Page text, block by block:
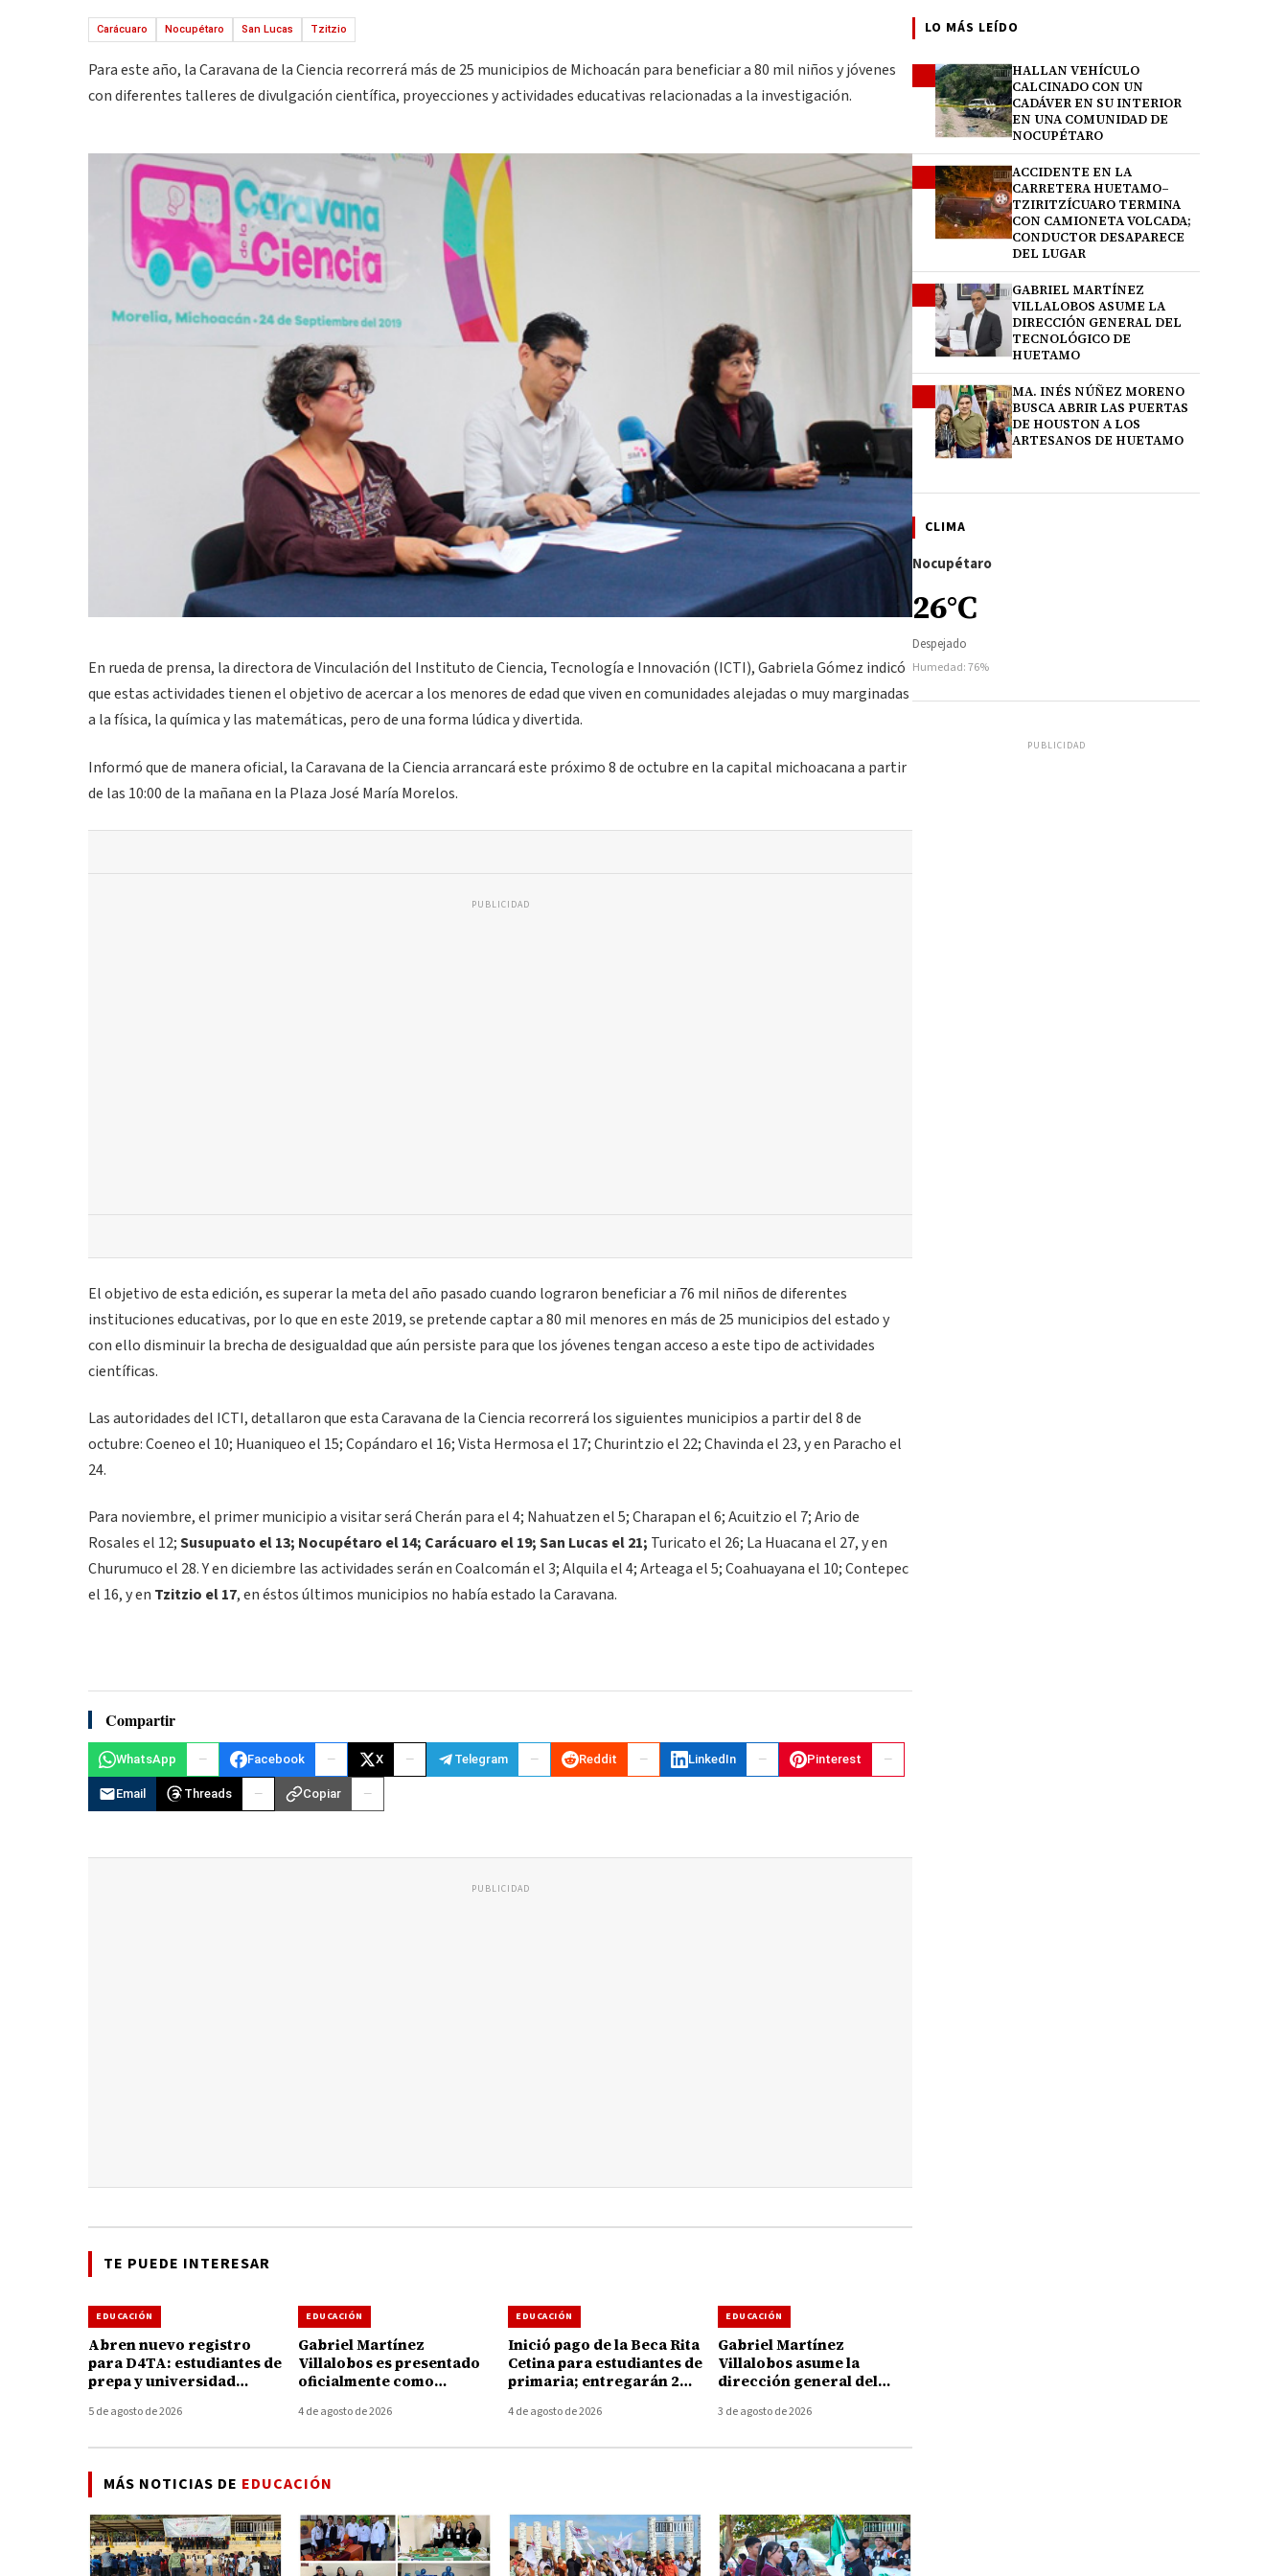
Carácuaro Nocupétaro San Lucas Tzitzio
Para este año, la Caravana de la Ciencia recorrerá más de 25 municipios de Michoacán para beneficiar a 80 mil niños y jóvenes
con diferentes talleres de divulgación científica, proyecciones y actividades educativas relacionadas a la investigación.
En rueda de prensa, la directora de Vinculación del Instituto de Ciencia, Tecnología e Innovación (ICTI), Gabriela Gómez indicó
que estas actividades tienen el objetivo de acercar a los menores de edad que viven en comunidades alejadas o muy marginadas
a la física, la química y las matemáticas, pero de una forma lúdica y divertida.
Informó que de manera oficial, la Caravana de la Ciencia arrancará este próximo 8 de octubre en la capital michoacana a partir
de las 10:00 de la mañana en la Plaza José María Morelos.
PUBLICIDAD
El objetivo de esta edición, es superar la meta del año pasado cuando lograron beneficiar a 76 mil niños de diferentes
instituciones educativas, por lo que en este 2019, se pretende captar a 80 mil menores en más de 25 municipios del estado y
con ello disminuir la brecha de desigualdad que aún persiste para que los jóvenes tengan acceso a este tipo de actividades
científicas.
Las autoridades del ICTI, detallaron que esta Caravana de la Ciencia recorrerá los siguientes municipios a partir del 8 de
octubre: Coeneo el 10; Huaniqueo el 15; Copándaro el 16; Vista Hermosa el 17; Churintzio el 22; Chavinda el 23, y en Paracho el
24.
Para noviembre, el primer municipio a visitar será Cherán para el 4; Nahuatzen el 5; Charapan el 6; Acuitzio el 7; Ario de
Rosales el 12;Susupuato el 13; Nocupétaro el 14; Carácuaro el 19; San Lucas el 21; Turicato el 26; La Huacana el 27, y en
Churumuco el 28. Y en diciembre las actividades serán en Coalcomán el 3; Alquila el 4; Arteaga el 5; Coahuayana el 10; Contepec
el 16, y en Tzitzio el 17, en éstos últimos municipios no había estado la Caravana.
Compartir
WhatsApp Facebook X Telegram Reddit LinkedIn Pinterest
Email Threads Copiar
PUBLICIDAD
TE PUEDE INTERESAR
EDUCACIÓN
Abren nuevo registro
para D4TA: estudiantes de
prepa y universidad
internet gratuito
5 de agosto de 2026
EDUCACIÓN
Gabriel Martínez
Villalobos es presentado
oficialmente como
Tecnológico de Huetamo
4 de agosto de 2026
EDUCACIÓN
Inició pago de la Beca Rita
Cetina para estudiantes de
primaria; entregarán 2
4 de agosto de 2026
EDUCACIÓN
Gabriel Martínez
Villalobos asume la
dirección general del
3 de agosto de 2026
MÁS NOTICIAS DE EDUCACIÓN
LO MÁS LEÍDO
HALLAN VEHÍCULO
CALCINADO CON UN
CADÁVER EN SU INTERIOR
EN UNA COMUNIDAD DE
NOCUPÉTARO
ACCIDENTE EN LA
CARRETERA HUETAMO–
TZIRITZÍCUARO TERMINA
CON CAMIONETA VOLCADA;
CONDUCTOR DESAPARECE
DEL LUGAR
GABRIEL MARTÍNEZ
VILLALOBOS ASUME LA
DIRECCIÓN GENERAL DEL
TECNOLÓGICO DE
HUETAMO
MA. INÉS NÚÑEZ MORENO
BUSCA ABRIR LAS PUERTAS
DE HOUSTON A LOS
ARTESANOS DE HUETAMO
CLIMA
Nocupétaro
26°C
Despejado
Humedad: 76%
PUBLICIDAD